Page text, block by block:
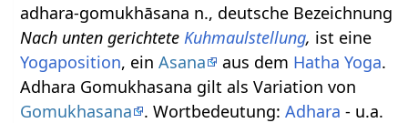
adhara-gomukhāsana n., deutsche Bezeichnung
Nach unten gerichteteKuhmaulstellung, ist eine
Yogaposition, einAsana aus dem Hatha Yoga.
Adhara Gomukhasana gilt als Variation von
Gomukhasana
. Wortbedeutung:Adhara - u.a.